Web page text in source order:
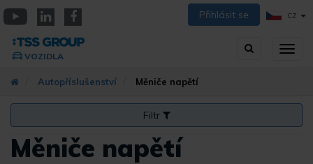
Přejít
k
hlavnímu
obsahu
Přihlásit se CZ
Vyhledávání
VOZIDLA
Autopříslušenství Měniče napětí
Filtr
Měniče napětí